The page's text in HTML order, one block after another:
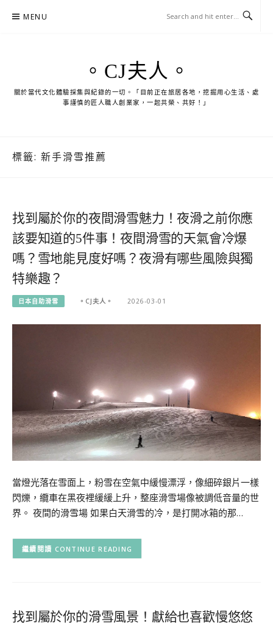
MENU
。CJ夫人。
關於當代文化體驗採集與紀錄的一切。「目前正在旅居各地，挖掘用心生活、處
事謹慎的匠人職人創業家，一起共榮、共好！」
標籤: 新手滑雪推薦
找到屬於你的夜間滑雪魅力！夜滑之前你應
該要知道的5件事！夜間滑雪的天氣會冷爆
嗎？雪地能見度好嗎？夜滑有哪些風險與獨
特樂趣？
日本自助滑雪 。CJ夫人。 2026-03-01
當燈光落在雪面上，粉雪在空氣中緩慢漂浮，像細碎銀片一樣
閃爍，纜車在黑夜裡緩緩上升，整座滑雪場像被調低音量的世
界。 夜間的滑雪場 如果白天滑雪的冷，是打開冰箱的那…
CONTINUE READING
找到屬於你的滑雪風景！獻給也喜歡慢悠悠